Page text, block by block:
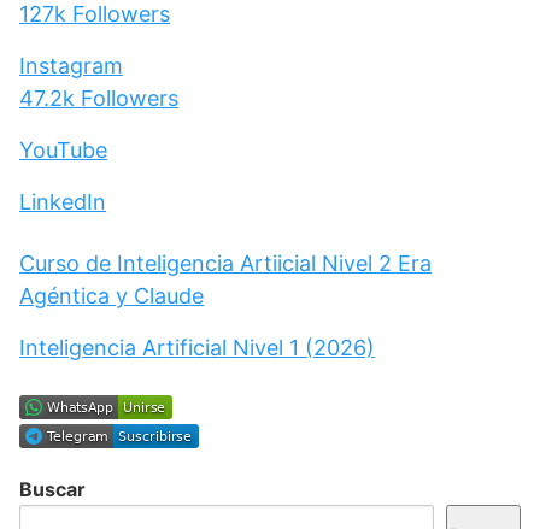
127k Followers
Instagram
47.2k Followers
YouTube
LinkedIn
Curso de Inteligencia Artiicial Nivel 2 Era
Agéntica y Claude
Inteligencia Artificial Nivel 1 (2026)
Buscar